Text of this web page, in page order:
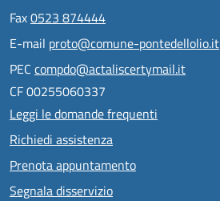
Fax0523 874444
E-mail proto@comune-pontedellolio.it
PEC compdo@actaliscertymail.it
CF 00255060337
Leggi le domande frequenti
Richiedi assistenza
Prenota appuntamento
Segnala disservizio